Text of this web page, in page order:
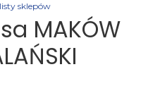
sklepów
MAKÓW